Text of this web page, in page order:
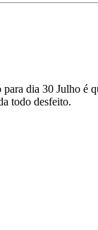
dia 30 Julho é
todo desfeito.